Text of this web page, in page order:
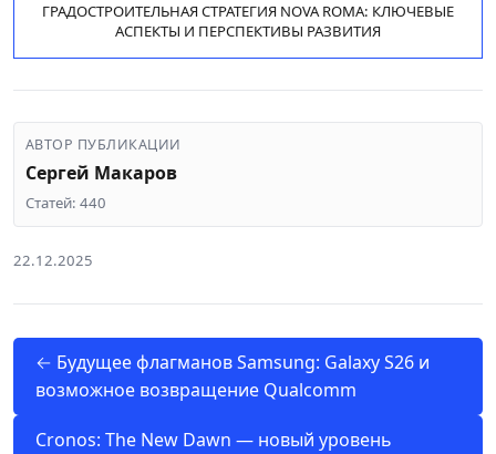
ГРАДОСТРОИТЕЛЬНАЯ СТРАТЕГИЯ NOVA ROMA: КЛЮЧЕВЫЕ
АСПЕКТЫ И ПЕРСПЕКТИВЫ РАЗВИТИЯ
АВТОР ПУБЛИКАЦИИ
Сергей Макаров
Статей: 440
22.12.2025
← Будущее флагманов Samsung: Galaxy S26 и
возможное возвращение Qualcomm
Cronos: The New Dawn — новый уровень